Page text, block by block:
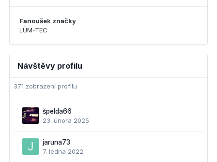
Fanoušek značky
LÜM-TEC
Návštěvy profilu
371 zobrazení profilu
špelda66
23. února 2025
jaruna73
7. ledna 2022